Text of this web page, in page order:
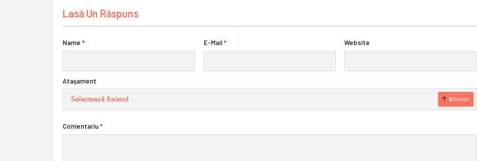
Lasă Un Răspuns
Name * E-Mail * Website
Ataşament
Selectează fișierul Browse
Comentariu*